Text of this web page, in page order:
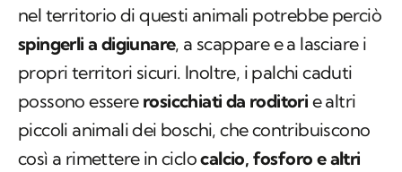
più utili, come cercare fonti di cibo. Introdursi
nel territorio di questi animali potrebbe perciò
spingerli a digiunare, a scappare e a lasciare i
propri territori sicuri. Inoltre, i palchi caduti
possono essererosicchiati da roditorie altri
piccoli animali dei boschi, che contribuiscono